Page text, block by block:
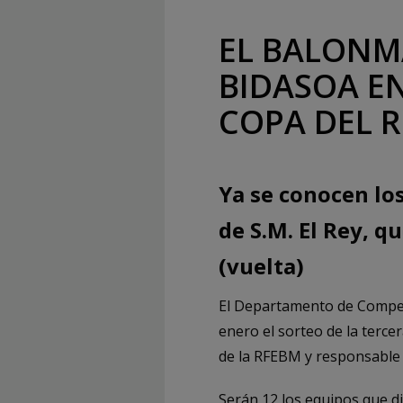
EL
BIDASOA
COPA DEL
Ya se conocen
de S.M. El Rey,
(vuelta)
El Departamento de
enero el sorteo de la
de la RFEBM y